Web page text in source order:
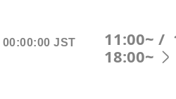
JST
11:00~ /
18:00~